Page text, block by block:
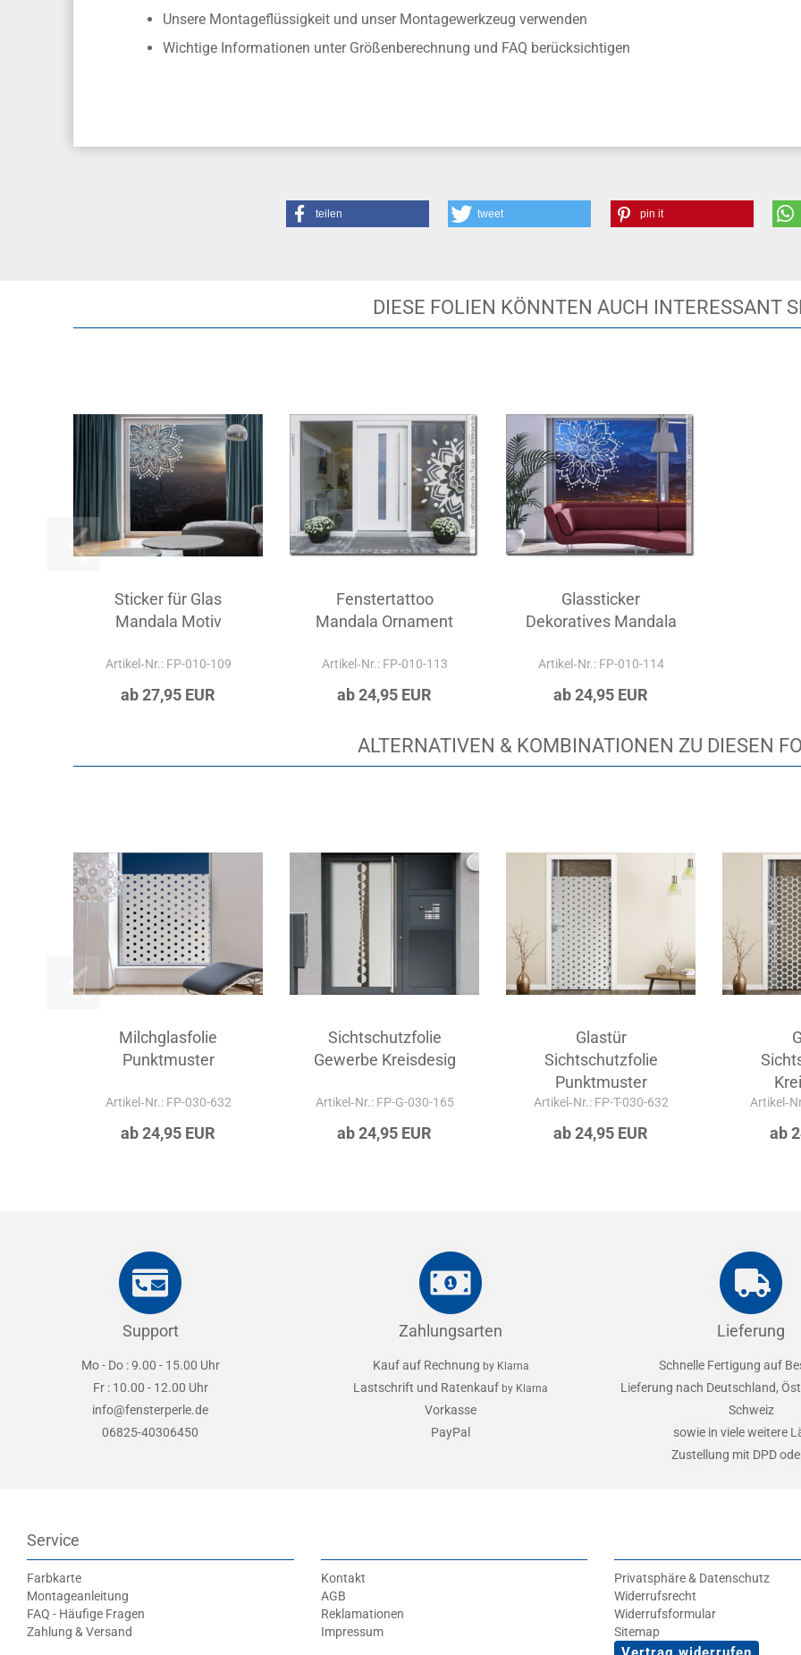
Unsere Montageflüssigkeit und unser Montagewerkzeug verwenden
Wichtige Informationen unter Größenberechnung und FAQ berücksichtigen
teilen tweet pin it
DIESE FOLIEN KÖNNTEN AUCH INTERESSANT
Sticker für Glas
Mandala Motiv
Artikel‑Nr.: FP-010-109
ab 27,95 EUR
Fenstertattoo
Mandala Ornament
Artikel‑Nr.: FP-010-113
ab 24,95 EUR
Glassticker
Dekoratives Mandala
Artikel‑Nr.: FP-010-114
ab 24,95 EUR
ALTERNATIVEN & KOMBINATIONEN ZU DIESEN
Milchglasfolie
Punktmuster
Artikel‑Nr.: FP-030-632
ab 24,95 EUR
Sichtschutzfolie
Gewerbe Kreisdesig
Artikel‑Nr.: FP-G-030-165
ab 24,95 EUR
Glastür
Sichtschutzfolie
Punktmuster
Artikel‑Nr.: FP-T-030-632
ab 24,95 EUR ab
Support
Mo - Do : 9.00 - 15.00 Uhr
Fr : 10.00 - 12.00 Uhr
info@fensterperle.de
06825-40306450
Zahlungsarten
Kauf auf Rechnung by Klarna
Lastschrift und Ratenkauf by Klarna
Vorkasse
PayPal
Lieferung
Schnelle Fertigung auf
Lieferung nach Deutschland,
Schweiz
sowie in viele weitere
Zustellung mit DPD
Service
Farbkarte
Montageanleitung
FAQ - Häufige Fragen
Zahlung & Versand
Kontakt
AGB
Reklamationen
Impressum
Privatsphäre & Datenschutz
Widerrufsrecht
Widerrufsformular
Sitemap